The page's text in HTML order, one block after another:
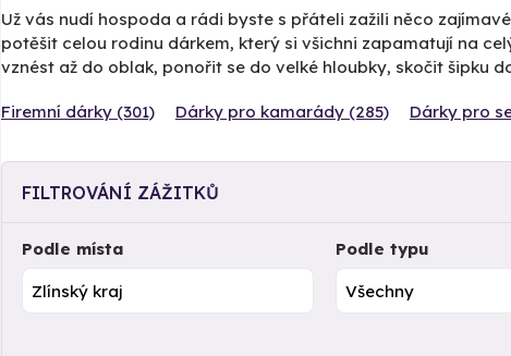
Už vás nudí hospoda a rádi byste s přáteli zažili něco
potěšit celou rodinu dárkem, který si všichni zapamatují na
vznést až do oblak, ponořit se do velké hloubky, skočit šipku
Firemní dárky (301) Dárky pro kamarády (285) Dárky pro
FILTROVÁNÍ ZÁŽITKŮ
Podle místa Podle typu